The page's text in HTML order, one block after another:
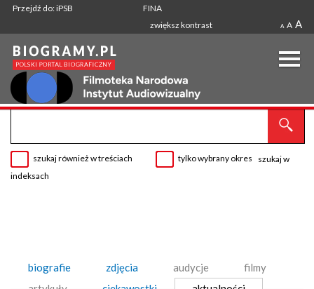
Przejdź do: iPSB
FINA
zwiększ kontrast
A A A
szukaj również w treściach tylko wybrany okres
szukaj w
indeksach
biografie zdjęcia audycje
filmy